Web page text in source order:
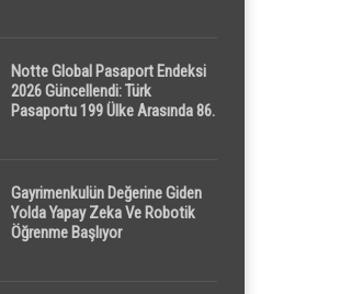
Notte Global Pasaport Endeksi
2026 Güncellendi: Türk
Pasaportu 199 Ülke Arasında 86.
Gayrimenkulün Değerine Giden
Yolda Yapay Zeka Ve Robotik
Öğrenme Başlıyor